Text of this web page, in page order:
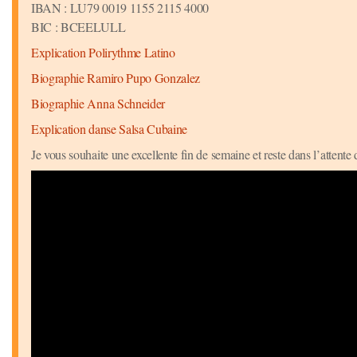
IBAN : LU79 0019 1155 2115 4000
BIC : BCEELULL
Explication Polirythme Latino
Biographie Ramiro Pupo Gonzalez
Biographie Anna Schneider
Explication danse Salsa Cubaine
Je vous souhaite une excellente fin de semaine et reste dans